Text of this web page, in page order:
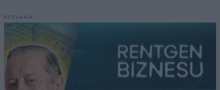
REKLAMA